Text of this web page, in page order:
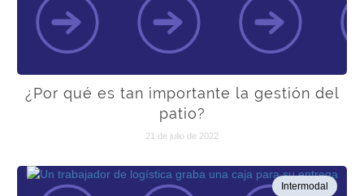
¿Por qué es tan importante la gestión del
patio?
21 de julio de 2022
Intermodal